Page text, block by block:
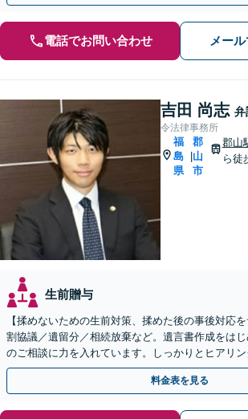
電話でお問い合わせ メー
吉田 尚志 弁
令法律事務所
福
島
県
郡
山
市
郡山
ら徒
生前贈与
【揉めないための生前対策、揉めた後の事後対応
割協議／遺留分／相続放棄など。遺言書作成をは
のご相談に力を入れています。しっかりとヒアリン
解決のため最適なアドバイスを致します。【分割
料金表を見る